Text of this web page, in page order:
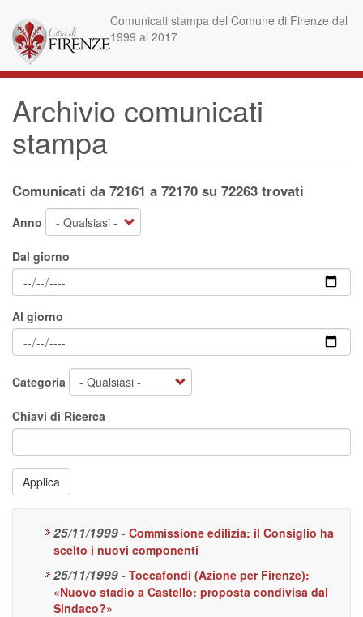
contenuto
principale
Comunicati stampa del Comune di Firenze dal
1999 al 2017
Archivio comunicati
stampa
Comunicati da 72161 a 72170 su 72263 trovati
Anno
Dal giorno
Al giorno
Categoria
Chiavi di Ricerca
Applica
25/11/1999 - Commissione edilizia: il Consiglio ha
scelto i nuovi componenti
25/11/1999 - Toccafondi (Azione per Firenze):
«Nuovo stadio a Castello: proposta condivisa dal
Sindaco?»